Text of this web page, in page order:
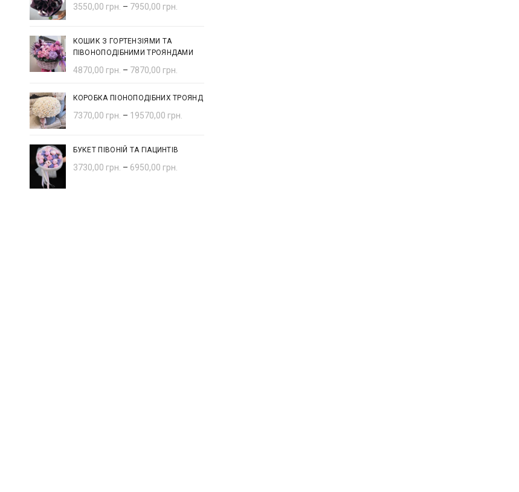
3550,00 грн. – 7950,00 грн.
КОШИК З ГОРТЕНЗІЯМИ ТА
ПІВОНОПОДІБНИМИ ТРОЯНДАМИ
4870,00 грн. – 7870,00 грн.
КОРОБКА ПІОНОПОДІБНИХ ТРОЯНД
7370,00 грн. – 19570,00 грн.
БУКЕТ ПІВОНІЙ ТА ГІАЦИНТІВ
3730,00 грн. – 6950,00 грн.